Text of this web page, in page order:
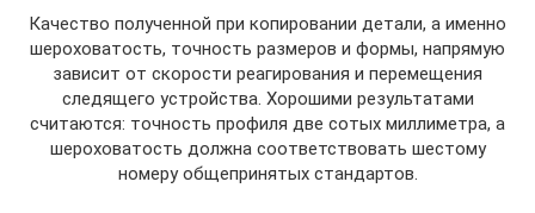
Качество полученной при копировании детали, а именно
шероховатость, точность размеров и формы, напрямую
зависит от скорости реагирования и перемещения
следящего устройства. Хорошими результатами
считаются: точность профиля две сотых миллиметра, а
шероховатость должна соответствовать шестому
номеру общепринятых стандартов.